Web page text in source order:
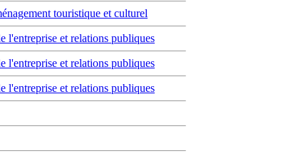
touristique et culturel
l'entreprise et relations publiques
l'entreprise et relations publiques
l'entreprise et relations publiques